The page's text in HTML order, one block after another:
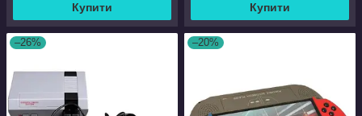
Купити Купити
–26% –20%